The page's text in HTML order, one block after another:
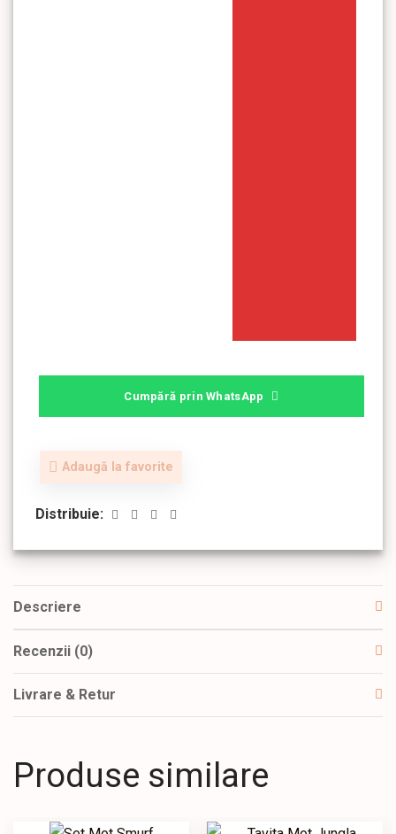
Cumpără prin WhatsApp
Adaugă la favorite
Distribuie:
Descriere
Recenzii (0)
Livrare & Retur
Produse similare